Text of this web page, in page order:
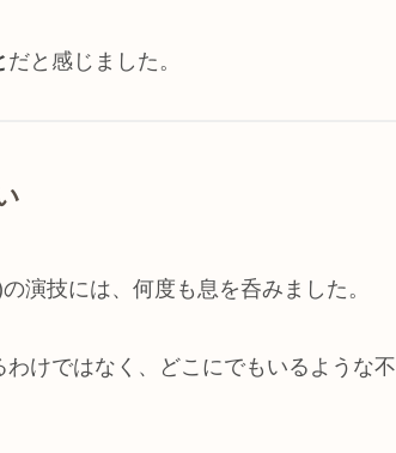
だと感じました。
演技には、何度も息を呑みました。
けではなく、どこにでもいるような